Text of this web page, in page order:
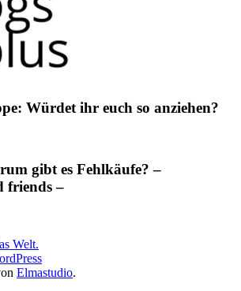
Würdet ihr euch so anziehen?
gibt es Fehlkäufe? –
friends –
Welt.
Elmastudio.